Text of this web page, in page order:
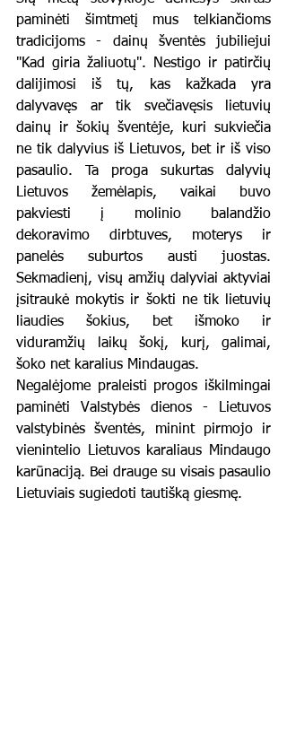
paminėti šimtmetį mus telkiančioms
tradicijoms - dainų šventės jubiliejui
"Kad giria žaliuotų". Nestigo ir patirčių
dalijimosi iš tų, kas kažkada yra
dalyvavęs ar tik svečiavęsis lietuvių
dainų ir šokių šventėje, kuri sukviečia
ne tik dalyvius iš Lietuvos, bet ir iš viso
pasaulio. Ta proga sukurtas dalyvių
Lietuvos žemėlapis, vaikai buvo
pakviesti į molinio balandžio
dekoravimo dirbtuves, moterys ir
panelės suburtos austi juostas.
Sekmadienį, visų amžių dalyviai aktyviai
įsitraukė mokytis ir šokti ne tik lietuvių
liaudies šokius, bet išmoko ir
viduramžių laikų šokį, kurį, galimai,
šoko net karalius Mindaugas.
Negalėjome praleisti progos iškilmingai
paminėti Valstybės dienos - Lietuvos
valstybinės šventės, minint pirmojo ir
vienintelio Lietuvos karaliaus Mindaugo
karūnaciją. Bei drauge su visais pasaulio
Lietuviais sugiedoti tautišką giesmę.